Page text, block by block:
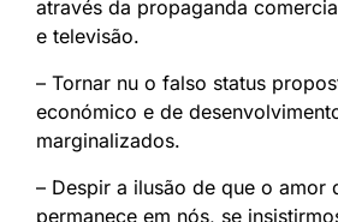
através da propaganda
e televisão.
– Tornar nu o falso status
económico e de
marginalizados.
– Despir a ilusão de que o amor
permanece em nós, se